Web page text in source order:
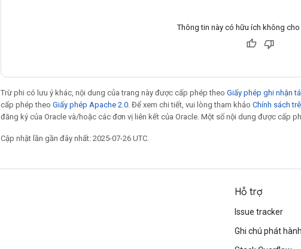
Thông tin này có hữu ích không
Trừ phi có lưu ý khác, nội dung của trang này được cấp phép theo Giấy phép ghi nhận
cấp phép theo Giấy phép Apache 2.0 . Để xem chi tiết, vui lòng tham khảo Chính sách
đăng ký của Oracle và/hoặc các đơn vị liên kết của Oracle. Một số nội dung được cấp
Cập nhật lần gần đây nhất: 2025-07-26 UTC.
Hỗ trợ
Issue tracker
Ghi chú phát hành